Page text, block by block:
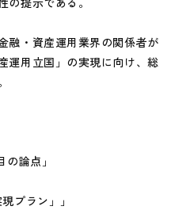
融・資産運用業界の関係者が
運用立国」の実現に向け、総
論点」
プラン」」